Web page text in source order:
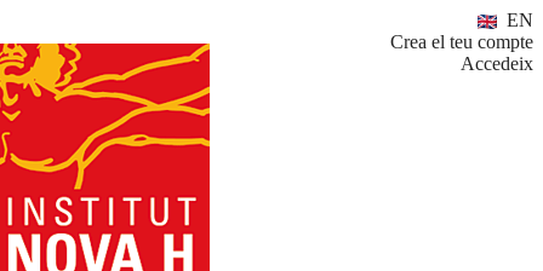
EN
Crea el teu compte
Accedeix